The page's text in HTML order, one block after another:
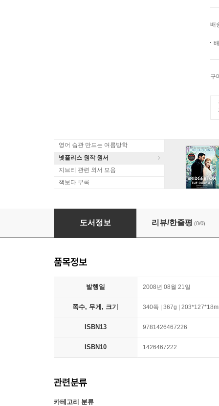
배
구
영어 습관 만드는 여름방학
넷플리스 원작 원서
지브리 관련 외서 모음
책보다 부록
Analekta Hella"nika Ha"ssona
도서정보 리뷰/한줄평 (0/0)
품목정보
발행일 2008년 08월 21일
쪽수, 무게, 크기 340쪽 | 367g |
ISBN13 9781426467226
ISBN10 1426467222
관련분류
카테고리 분류